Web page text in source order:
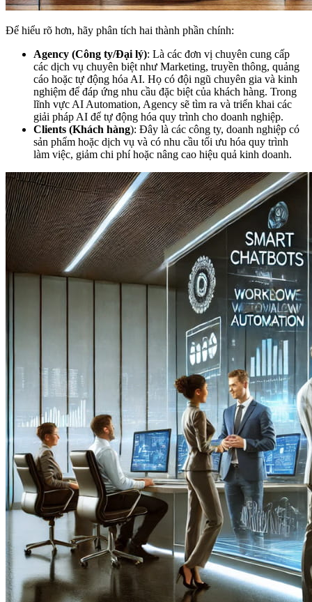
Để hiểu rõ hơn, hãy phân tích hai thành phần chính:
Agency (Công ty/Đại lý): Là các đơn vị chuyên cung cấp
các dịch vụ chuyên biệt như Marketing, truyền thông, quảng
cáo hoặc tự động hóa AI. Họ có đội ngũ chuyên gia và kinh
nghiệm để đáp ứng nhu cầu đặc biệt của khách hàng. Trong
lĩnh vực AI Automation, Agency sẽ tìm ra và triển khai các
giải pháp AI để tự động hóa quy trình cho doanh nghiệp.
Clients (Khách hàng): Đây là các công ty, doanh nghiệp có
sản phẩm hoặc dịch vụ và có nhu cầu tối ưu hóa quy trình
làm việc, giảm chi phí hoặc nâng cao hiệu quả kinh doanh.